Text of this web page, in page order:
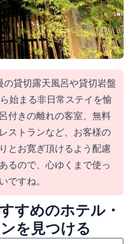
の貸切露天風呂や貸切岩盤
始まる非日常ステイを愉
付きの離れの客室、無料
ストランなど、お客様の
とお寛ぎ頂けるよう配慮
るので、心ゆくまで使っ
ですね。
すめのホテル・
を見つける